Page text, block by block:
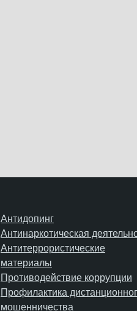
Антидопинг
Антинаркотическая
Антитеррористические
материалы
Противодействие коррупции
Профилактика
мошенничества